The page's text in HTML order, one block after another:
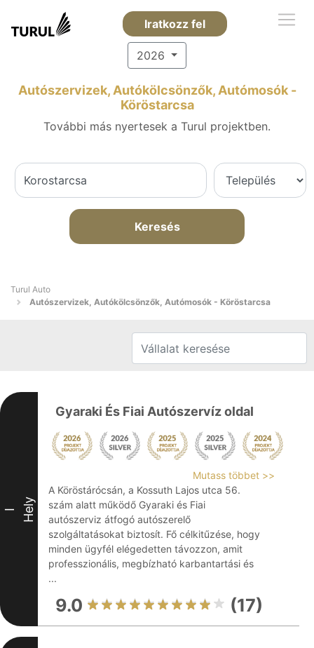
Iratkozz fel
2026
Autószervizek, Autókölcsönzők, Autómosók -
Köröstarcsa
További más nyertesek a Turul projektben.
Keresés
Turul Auto
Autószervizek, Autókölcsönzők, Autómosók - Köröstarcsa
I Hely
Gyaraki És Fiai Autószervíz oldal
Mutass többet >>
A Köröstárócsán, a Kossuth Lajos utca 56.
szám alatt működő Gyaraki és Fiai
autószerviz átfogó autószerelő
szolgáltatásokat biztosít. Fő célkitűzése, hogy
minden ügyfél elégedetten távozzon, amit
professzionális, megbízható karbantartási és
...
9.0 (17)